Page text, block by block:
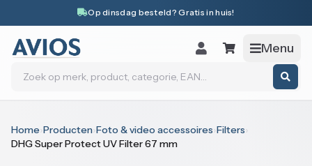
Op dinsdag besteld? Gratis in huis!
Menu
Zoeken
Home›Producten›Foto & video accessoires›Filters›
DHG Super Protect UV Filter 67 mm